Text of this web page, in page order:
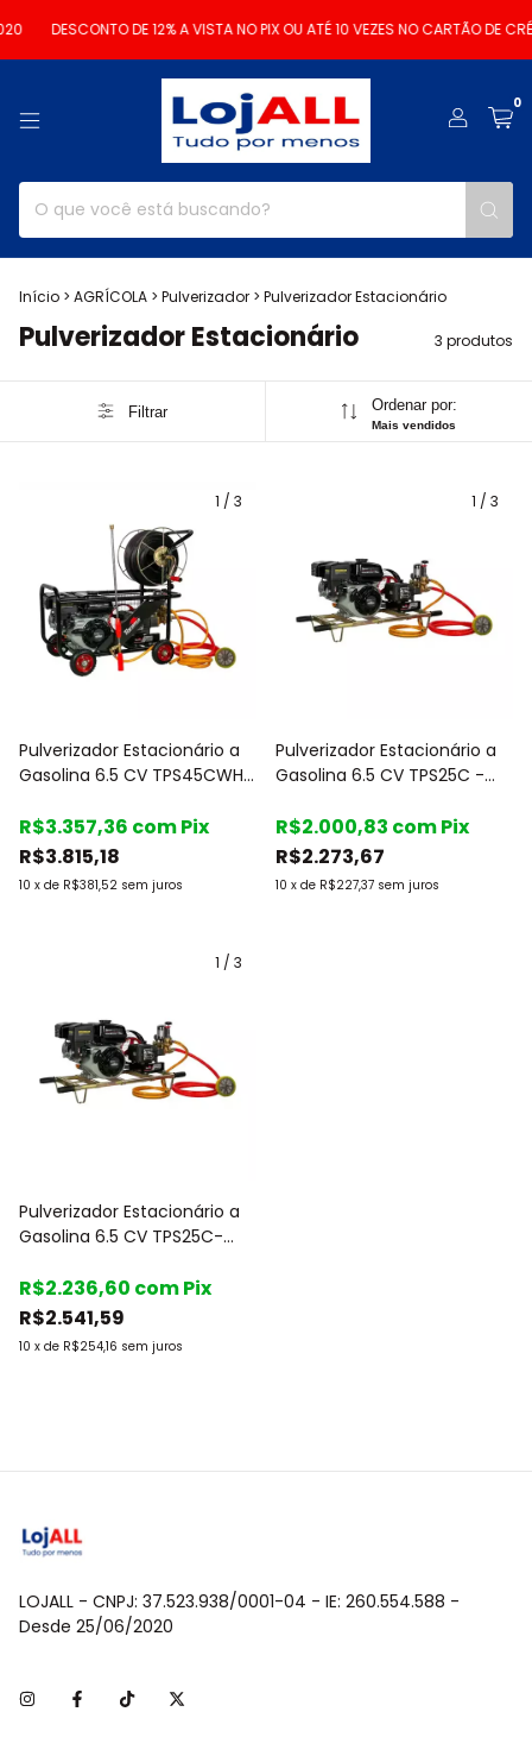
DESCONTO DE 12% A VISTA NO PIX OU ATÉ 10 VEZES NO CARTÃO DE
0
Início > AGRÍCOLA > Pulverizador > Pulverizador Estacionário
Pulverizador Estacionário 3 produtos
Filtrar Ordenar por:
Mais vendidos
1 / 3
Pulverizador Estacionário a
Gasolina 6.5 CV TPS45CWH-
R$3.815,18
10 x de R$381,52 sem juros
R$3.357,36 comPix
1 / 3
Pulverizador Estacionário a
Gasolina 6.5 CV TPS25C -
R$2.273,67
10 x de R$227,37 sem juros
R$2.000,83 comPix
1 / 3
Pulverizador Estacionário a
Gasolina 6.5 CV TPS25C-
R$2.541,59
10 x de R$254,16 sem juros
R$2.236,60 comPix
LOJALL - CNPJ: 37.523.938/0001-04 - IE: 260.554.588 -
Desde 25/06/2020